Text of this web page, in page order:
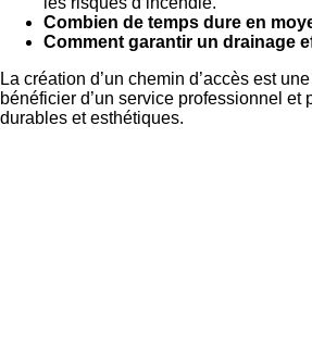
Combien de temps dure en
Comment garantir un drainage
La création d’un chemin d’accès est
bénéficier d’un service professionnel et
durables et esthétiques.